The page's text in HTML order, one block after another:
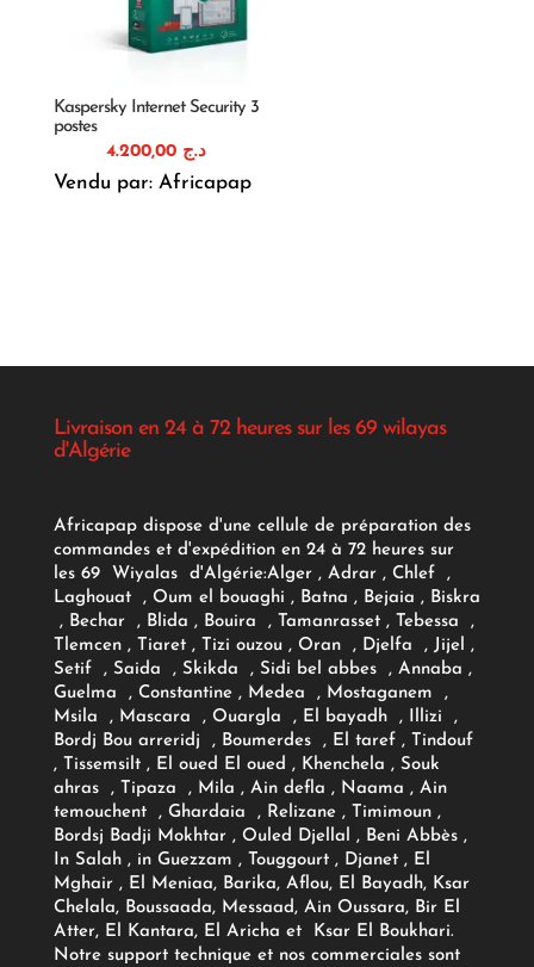
Kaspersky Internet Security 3
postes
د.ج 4.200,00
Vendu par: Africapap
Livraison en 24 à 72 heures sur les 69 wilayas
d'Algérie
Africapap dispose d'une cellule de préparation des
commandes et d'expédition en 24 à 72 heures sur
les 69 Wiyalas d'Algérie:Alger , Adrar, Chlef ,
Laghouat , Oum el bouaghi , Batna , Bejaia , Biskra
, Bechar , Blida , Bouira , Tamanrasset , Tebessa ,
Tlemcen , Tiaret , Tizi ouzou , Oran , Djelfa , Jijel ,
Setif , Saida , Skikda , Sidi bel abbes , Annaba ,
Guelma , Constantine , Medea , Mostaganem ,
Msila , Mascara , Ouargla , El bayadh , Illizi ,
Bordj Bou arreridj , Boumerdes , El taref , Tindouf
, Tissemsilt , El oued El oued , Khenchela , Souk
ahras , Tipaza , Mila , Ain defla , Naama , Ain
temouchent , Ghardaia , Relizane , Timimoun ,
Bordsj Badji Mokhtar , Ouled Djellal , Beni Abbès ,
In Salah , in Guezzam , Touggourt , Djanet , El
Mghair , El Meniaa, Barika, Aflou, El Bayadh, Ksar
Chelala, Boussaada, Messaad, Ain Oussara, Bir El
Atter, El Kantara, El Aricha et Ksar El Boukhari.
Notre support technique et nos commerciales sont